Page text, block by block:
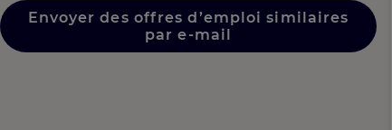
Envoyer des offres d’emploi similaires
par e-mail